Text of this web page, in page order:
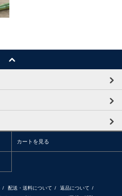
カートを見る
/ 配送・送料について / 返品について /